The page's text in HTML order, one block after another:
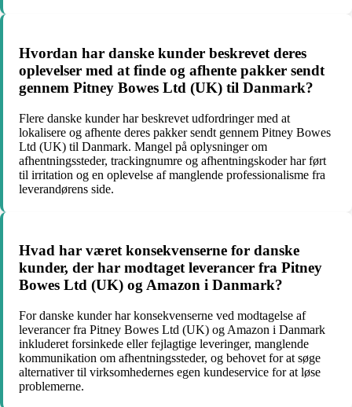
Hvordan har danske kunder beskrevet deres
oplevelser med at finde og afhente pakker sendt
gennem Pitney Bowes Ltd (UK) til Danmark?
Flere danske kunder har beskrevet udfordringer med at
lokalisere og afhente deres pakker sendt gennem Pitney Bowes
Ltd (UK) til Danmark. Mangel på oplysninger om
afhentningssteder, trackingnumre og afhentningskoder har ført
til irritation og en oplevelse af manglende professionalisme fra
leverandørens side.
Hvad har været konsekvenserne for danske
kunder, der har modtaget leverancer fra Pitney
Bowes Ltd (UK) og Amazon i Danmark?
For danske kunder har konsekvenserne ved modtagelse af
leverancer fra Pitney Bowes Ltd (UK) og Amazon i Danmark
inkluderet forsinkede eller fejlagtige leveringer, manglende
kommunikation om afhentningssteder, og behovet for at søge
alternativer til virksomhedernes egen kundeservice for at løse
problemerne.